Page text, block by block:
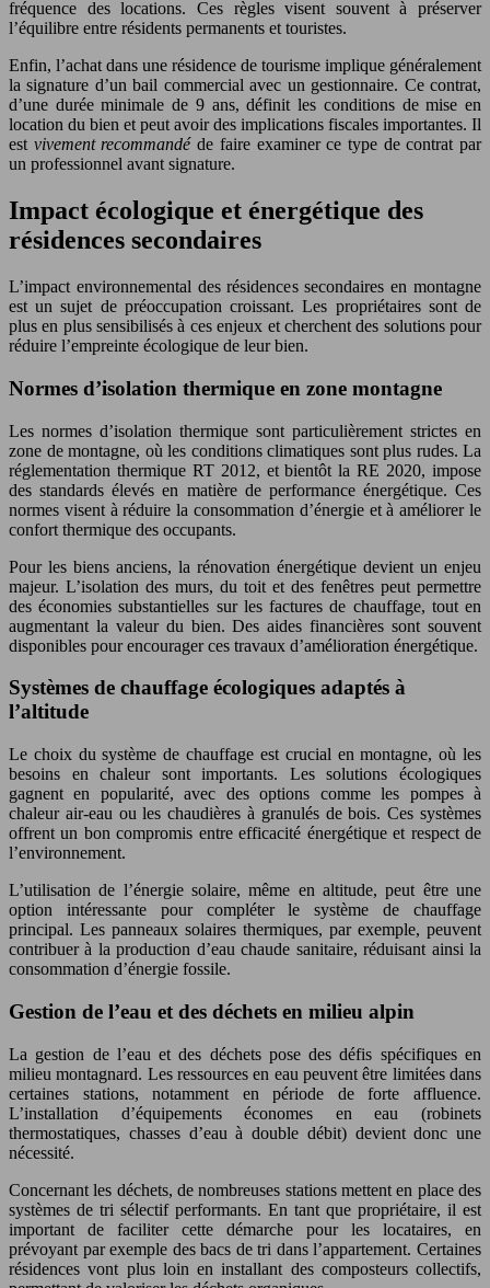
fréquence des locations. Ces règles visent souvent à préserver
l’équilibre entre résidents permanents et touristes.
Enfin, l’achat dans une résidence de tourisme implique généralement
la signature d’un bail commercial avec un gestionnaire. Ce contrat,
d’une durée minimale de 9 ans, définit les conditions de mise en
location du bien et peut avoir des implications fiscales importantes. Il
est vivement recommandéde faire examiner ce type de contrat par
un professionnel avant signature.
Impact écologique et énergétique des
résidences secondaires
L’impact environnemental des résidences secondaires en montagne
est un sujet de préoccupation croissant. Les propriétaires sont de
plus en plus sensibilisés à ces enjeux et cherchent des solutions pour
réduire l’empreinte écologique de leur bien.
Normes d’isolation thermique en zone montagne
Les normes d’isolation thermique sont particulièrement strictes en
zone de montagne, où les conditions climatiques sont plus rudes. La
réglementation thermique RT 2012, et bientôt la RE 2020, impose
des standards élevés en matière de performance énergétique. Ces
normes visent à réduire la consommation d’énergie et à améliorer le
confort thermique des occupants.
Pour les biens anciens, la rénovation énergétique devient un enjeu
majeur. L’isolation des murs, du toit et des fenêtres peut permettre
des économies substantielles sur les factures de chauffage, tout en
augmentant la valeur du bien. Des aides financières sont souvent
disponibles pour encourager ces travaux d’amélioration énergétique.
Systèmes de chauffage écologiques adaptés à
l’altitude
Le choix du système de chauffage est crucial en montagne, où les
besoins en chaleur sont importants. Les solutions écologiques
gagnent en popularité, avec des options comme les pompes à
chaleur air-eau ou les chaudières à granulés de bois. Ces systèmes
offrent un bon compromis entre efficacité énergétique et respect de
l’environnement.
L’utilisation de l’énergie solaire, même en altitude, peut être une
option intéressante pour compléter le système de chauffage
principal. Les panneaux solaires thermiques, par exemple, peuvent
contribuer à la production d’eau chaude sanitaire, réduisant ainsi la
consommation d’énergie fossile.
Gestion de l’eau et des déchets en milieu alpin
La gestion de l’eau et des déchets pose des défis spécifiques en
milieu montagnard. Les ressources en eau peuvent être limitées dans
certaines stations, notamment en période de forte affluence.
L’installation d’équipements économes en eau (robinets
thermostatiques, chasses d’eau à double débit) devient donc une
nécessité.
Concernant les déchets, de nombreuses stations mettent en place des
systèmes de tri sélectif performants. En tant que propriétaire, il est
important de faciliter cette démarche pour les locataires, en
prévoyant par exemple des bacs de tri dans l’appartement. Certaines
résidences vont plus loin en installant des composteurs collectifs,